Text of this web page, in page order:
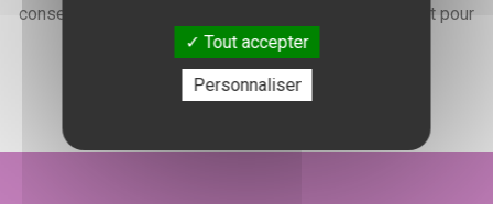
conseiller, vous renseigner et élaborer un devis gratuit pour
l'organisation de votre événement.
Tout accepter
Personnaliser